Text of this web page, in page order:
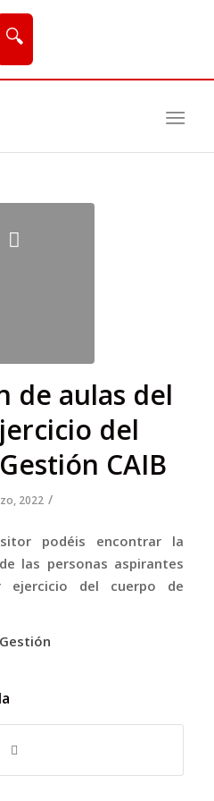
🔍
de aulas del
del
CAIB
2022 /
podéis encontrar la
las personas aspirantes
ejercicio del cuerpo de